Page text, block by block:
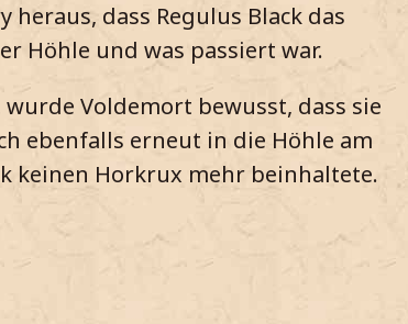
dass Regulus Black das
Höhle und was passiert war.
Voldemort bewusst, dass sie
ebenfalls erneut in die Höhle am
keinen Horkrux mehr beinhaltete.